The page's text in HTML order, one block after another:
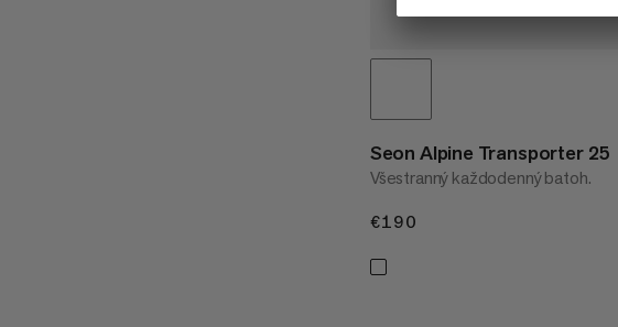
Seon Alpine Transporter 25
Všestranný každodenný batoh.
€190